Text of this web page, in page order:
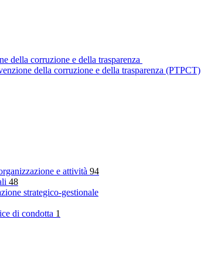
della corruzione e della trasparenza
della corruzione e della trasparenza (PTPCT)
e attività 94
48
strategico-gestionale
di condotta 1